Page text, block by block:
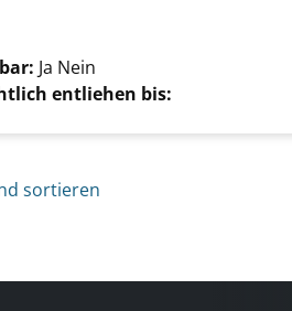
Ja Nein
entliehen bis:
sortieren